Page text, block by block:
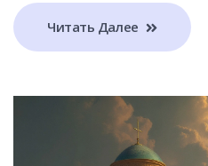
Читать Далее